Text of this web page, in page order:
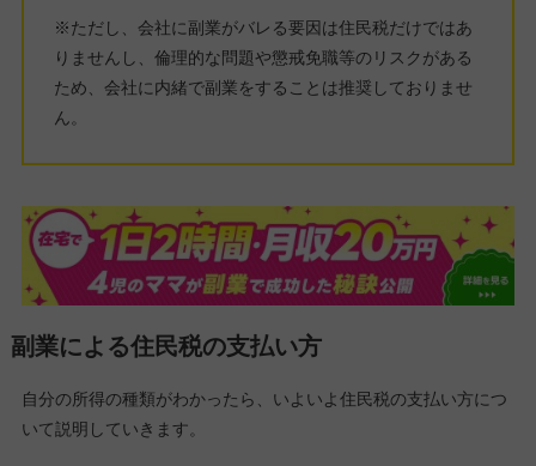
※ただし、会社に副業がバレる要因は住民税だけではあ
りませんし、倫理的な問題や懲戒免職等のリスクがある
ため、会社に内緒で副業をすることは推奨しておりませ
ん。
副業による住民税の支払い方
自分の所得の種類がわかったら、いよいよ住民税の支払い方につ
いて説明していきます。